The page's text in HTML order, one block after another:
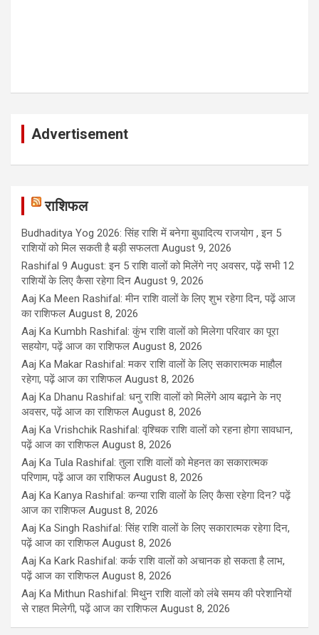
Advertisement
राशिफल
Budhaditya Yog 2026: सिंह राशि में बनेगा बुधादित्य राजयोग , इन 5
राशियों को मिल सकती है बड़ी सफलता August 9, 2026
Rashifal 9 August: इन 5 राशि वालों को मिलेंगे नए अवसर, पढ़ें सभी 12
राशियों के लिए कैसा रहेगा दिन August 9, 2026
Aaj Ka Meen Rashifal: मीन राशि वालों के लिए शुभ रहेगा दिन, पढ़ें आज
का राशिफल August 8, 2026
Aaj Ka Kumbh Rashifal: कुंभ राशि वालों को मिलेगा परिवार का पूरा
सहयोग, पढ़ें आज का राशिफल August 8, 2026
Aaj Ka Makar Rashifal: मकर राशि वालों के लिए सकारात्मक माहौल
रहेगा, पढ़ें आज का राशिफल August 8, 2026
Aaj Ka Dhanu Rashifal: धनु राशि वालों को मिलेंगे आय बढ़ाने के नए
अवसर, पढ़ें आज का राशिफल August 8, 2026
Aaj Ka Vrishchik Rashifal: वृश्चिक राशि वालों को रहना होगा सावधान,
पढ़ें आज का राशिफल August 8, 2026
Aaj Ka Tula Rashifal: तुला राशि वालों को मेहनत का सकारात्मक
परिणाम, पढ़ें आज का राशिफल August 8, 2026
Aaj Ka Kanya Rashifal: कन्या राशि वालों के लिए कैसा रहेगा दिन? पढ़ें
आज का राशिफल August 8, 2026
Aaj Ka Singh Rashifal: सिंह राशि वालों के लिए सकारात्मक रहेगा दिन,
पढ़ें आज का राशिफल August 8, 2026
Aaj Ka Kark Rashifal: कर्क राशि वालों को अचानक हो सकता है लाभ,
पढ़ें आज का राशिफल August 8, 2026
Aaj Ka Mithun Rashifal: मिथुन राशि वालों को लंबे समय की परेशानियों
से राहत मिलेगी, पढ़ें आज का राशिफल August 8, 2026